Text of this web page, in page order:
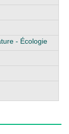
- Écologie